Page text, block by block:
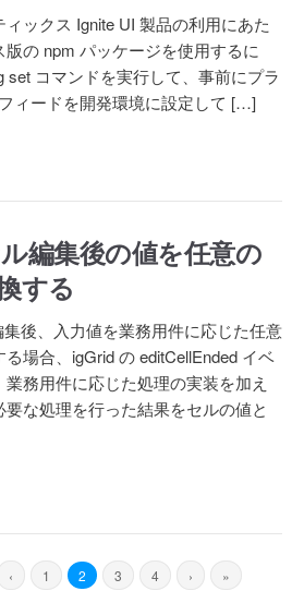
ックス Ignite UI 製品の利用にあた
版の npm パッケージを使用するに
set コマンドを実行して、事前にプラ
ィードを開発環境に設定して […]
編集後の値を任意の
する
後、入力値を業務用件に応じた任意
場合、igGrid の editCellEnded イベ
業務用件に応じた処理の実装を加え
要な処理を行った結果をセルの値と
‹ 1 2 3 4 › »